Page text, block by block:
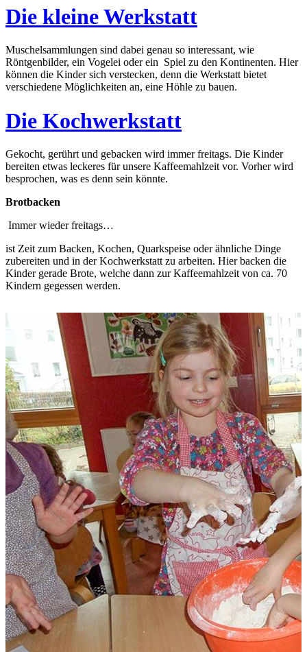
Die kleine Werkstatt
Muschelsammlungen sind dabei genau so interessant, wie
Röntgenbilder, ein Vogelei oder ein Spiel zu den Kontinenten. Hier
können die Kinder sich verstecken, denn die Werkstatt bietet
verschiedene Möglichkeiten an, eine Höhle zu bauen.
Die Kochwerkstatt
Gekocht, gerührt und gebacken wird immer freitags. Die Kinder
bereiten etwas leckeres für unsere Kaffeemahlzeit vor. Vorher wird
besprochen, was es denn sein könnte.
Brotbacken
Immer wieder freitags…
ist Zeit zum Backen, Kochen, Quarkspeise oder ähnliche Dinge
zubereiten und in der Kochwerkstatt zu arbeiten. Hier backen die
Kinder gerade Brote, welche dann zur Kaffeemahlzeit von ca. 70
Kindern gegessen werden.